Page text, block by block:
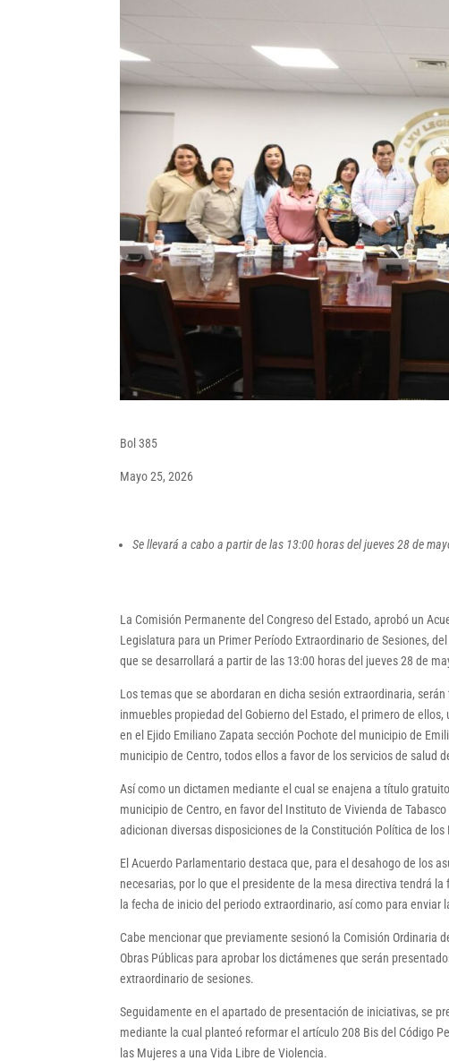
Bol 385
Mayo 25, 2026
Se llevará a cabo a partir de las 13:00 horas del jueves 28 de
La Comisión Permanente del Congreso del Estado, aprobó un
Legislatura para un Primer Período Extraordinario de Sesiones,
que se desarrollará a partir de las 13:00 horas del jueves 28 de
Los temas que se abordaran en dicha sesión extraordinaria,
inmuebles propiedad del Gobierno del Estado, el primero de
en el Ejido Emiliano Zapata sección Pochote del municipio de
municipio de Centro, todos ellos a favor de los servicios de salud
Así como un dictamen mediante el cual se enajena a título
municipio de Centro, en favor del Instituto de Vivienda de
adicionan diversas disposiciones de la Constitución Política de
El Acuerdo Parlamentario destaca que, para el desahogo de los
necesarias, por lo que el presidente de la mesa directiva tendrá
la fecha de inicio del periodo extraordinario, así como para
Cabe mencionar que previamente sesionó la Comisión Ordinaria
Obras Públicas para aprobar los dictámenes que serán
extraordinario de sesiones.
Seguidamente en el apartado de presentación de iniciativas, se
mediante la cual planteó reformar el artículo 208 Bis del Código
las Mujeres a una Vida Libre de Violencia.